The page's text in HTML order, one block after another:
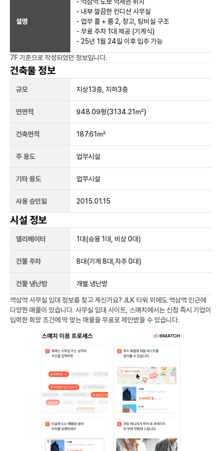
설명
- 내부 깔끔한 컨디션 사무실
- 업무 홀 + 룸 2, 창고, 탕비실 구조
- 무료 주차 1대 제공 (기계식)
- 25년 1월 24일 이후 입주 가능
7F 기준으로 작성되었던 정보입니다.
건축물 정보
규모 지상13층, 지하3층
연면적 948.09평(3134.21㎡)
건축면적 187.61㎡
주 용도 업무시설
기타 용도 업무시설
사용 승인일 2015.01.15
시설 정보
엘리베이터 1 대(승용 1대, 비상 0대)
건물 주차 8대(기계 8대,자주 0대)
건물 냉난방 개별 냉난방
역삼역 사무실 임대 정보를 찾고 계신가요? JLK 타워 외에도 역삼역 인근에
다양한 매물이 있습니다. 사무실 임대 사이트, 스매치에서는 신청 즉시 기업이
입력한 희망 조건에 딱 맞는 매물을 무료로 제안받을 수 있습니다.